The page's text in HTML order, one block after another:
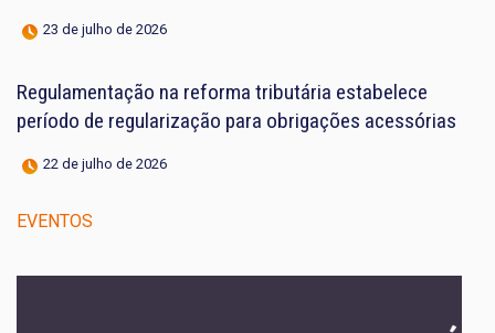
23 de julho de 2026
Regulamentação na reforma tributária estabelece
período de regularização para obrigações acessórias
22 de julho de 2026
EVENTOS